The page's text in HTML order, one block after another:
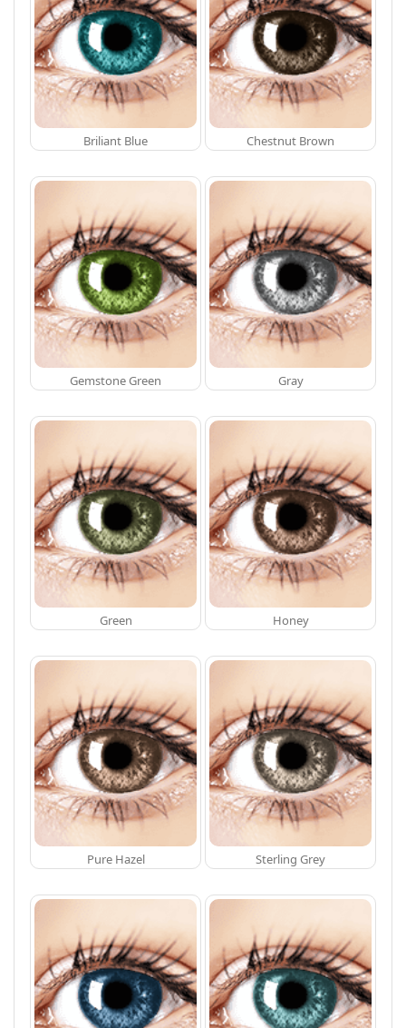
Briliant Blue Chestnut Brown
Gemstone Green Gray
Green Honey
Pure Hazel Sterling Grey